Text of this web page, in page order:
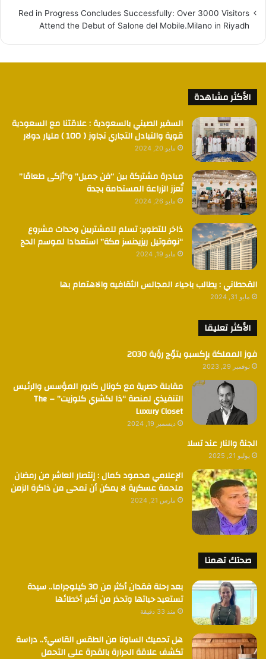
Red in Progress Concludes Successfully: Over 3000 Visitors
Attend the Debut of Salone del Mobile.Milano in Riyadh
الأكثر مشاهدة
السفير الصيني بالسعودية : علاقتنا مع السعودية
قوية والتبادل التجاري تجاوز ( 100 ) مليار دولار
مايو 20, 2024
مبادرة مشتركة بين “فن جميل” و”أزكى طعامًا”
تُعزز الزراعة المستدامة بجدة
مايو 26, 2024
ذاخر للتطوير: تسلم للمشتريين وحدات مشروع
“نوفوتيل ريزيدنسز مكة” استعدادا لموسم الحج
مايو 19, 2024
القحطاني : يطالب باحياء المجالس الثقافيه والاهتمام بها
مايو 31, 2024
الأكثر تعليقا
فوز المملكة بإكسبو يتوٌج رؤية 2030
نوفمبر 29, 2023
مقابلة حصرية مع كونال كابور المؤسس والرئيس
التنفيذي لمنصة “ذا لكشري كلوزيت” – The
Luxury Closet
ديسمبر 19, 2024
الجنة والنار عند تسلا
يوليو 21, 2025
الإعلامي محمود كمال : إنتصار العاشر من رمضان
ملحمة عسكرية لا يمكن أن تمحى من ذاكرة الزمن
مارس 21, 2024
صحتك تهمنا
بعد رحلة فقدان أكثر من 30 كيلوجراما.. سيدة
تستعيد حياتها وتحذر من أكبر أخطائها
منذ 33 دقيقة
هل تحميك الساونا من الطقس القاسي؟.. دراسة
تكشف علاقة الحرارة بالقدرة على التحمل